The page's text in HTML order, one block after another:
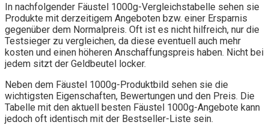
In nachfolgender Fäustel 1000g-Vergleichstabelle sehen sie
Produkte mit derzeitigem Angeboten bzw. einer Ersparnis
gegenüber dem Normalpreis. Oft ist es nicht hilfreich, nur die
Testsieger zu vergleichen, da diese eventuell auch mehr
kosten und einen höheren Anschaffungspreis haben. Nicht bei
jedem sitzt der Geldbeutel locker.
Neben dem Fäustel 1000g-Produktbild sehen sie die
wichtigsten Eigenschaften, Bewertungen und den Preis. Die
Tabelle mit den aktuell besten Fäustel 1000g-Angebote kann
jedoch oft identisch mit der Bestseller-Liste sein.